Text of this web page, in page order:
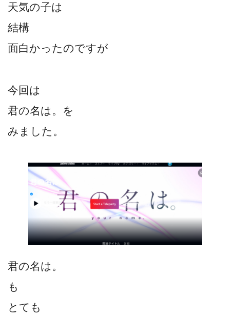
天気の子は
結構
面白かったのですが
今回は
君の名は。を
みました。
君の名は。
も
とても